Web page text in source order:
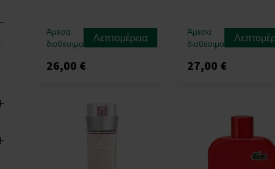
Άμεσα
διαθέσιμο
Λεπτομέρεια
26,00 €
Άμεσα
διαθέσιμο
27,00 €